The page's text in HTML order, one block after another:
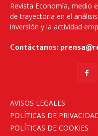
Revista Economía, medio
de trayectoria en el
inversión y la actividad
Contáctanos:
AVISOS LEGALES
POLÍTICAS DE
POLÍTICAS DE COOKIES